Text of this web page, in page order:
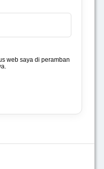
web saya di peramban